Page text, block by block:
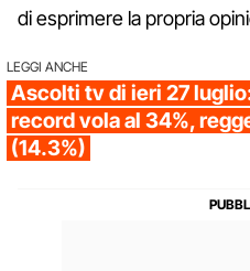
di esprimere la propria
LEGGI ANCHE
Ascolti tv di ieri 27
record vola al 34%,
(14.3%)